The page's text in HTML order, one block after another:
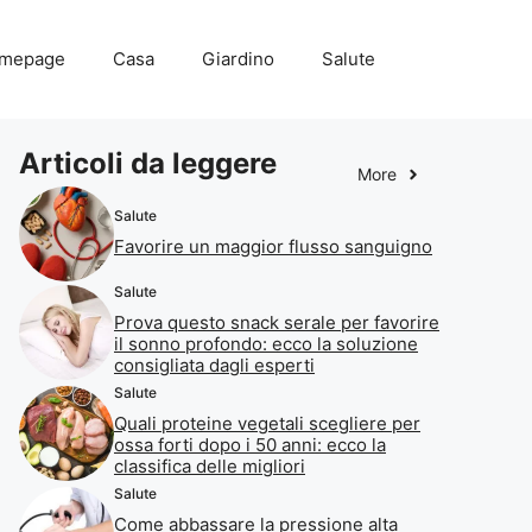
Casa Giardino Salute
Articoli da leggere More
Salute
Favorire un maggior flusso sanguigno
Salute
Prova questo snack serale per favorire
il sonno profondo: ecco la soluzione
consigliata dagli esperti
Salute
Quali proteine vegetali scegliere per
ossa forti dopo i 50 anni: ecco la
classifica delle migliori
Salute
Come abbassare la pressione alta